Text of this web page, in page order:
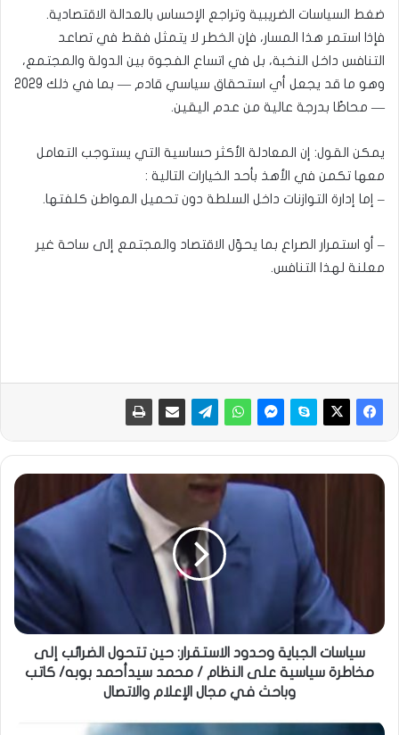
ضغط السياسات الضريبية وتراجع الإحساس بالعدالة الاقتصادية.
فإذا استمر هذا المسار، فإن الخطر لا يتمثل فقط في تصاعد
التنافس داخل النخبة، بل في اتساع الفجوة بين الدولة والمجتمع،
وهو ما قد يجعل أي استحقاق سياسي قادم — بما في ذلك 2029
— محاطًا بدرجة عالية من عدم اليقين.
يمكن القول: إن المعادلة الأكثر حساسية التي يستوجب التعامل
معها تكمن في الأهذ بأحد الخيارات التالية :
– إما إدارة التوازنات داخل السلطة دون تحميل المواطن كلفتها.
– أو استمرار الصراع بما يحوّل الاقتصاد والمجتمع إلى ساحة غير
معلنة لهذا التنافس.
سياسات الجباية وحدود الاستقرار: حين تتحول الضرائب إلى
مخاطرة سياسية على النظام / محمد سيدأحمد بوبه/ كاتب
وباحث في مجال الإعلام والاتصال